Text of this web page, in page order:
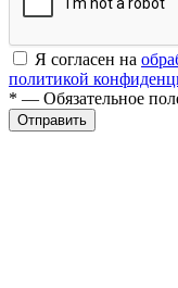
Я согласен на
политикой
* — Обязательное
Отправить